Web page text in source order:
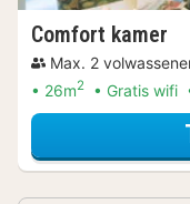
Comfort kamer
Max. 2
26m2 Gratis wifi